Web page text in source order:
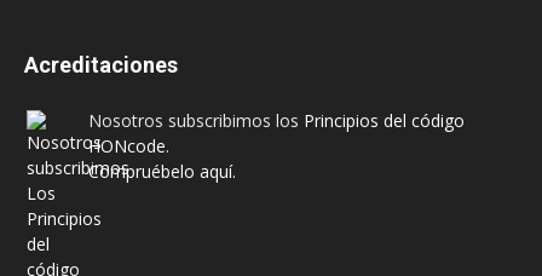
Acreditaciones
Nosotros subscribimos los Principios del código
HONcode.
Compruébelo aquí.